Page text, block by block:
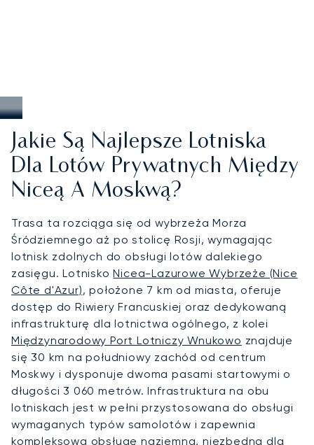
Jakie Są Najlepsze Lotniska
Dla Lotów Prywatnych Między
Niceą A Moskwą?
Trasa ta rozciąga się od wybrzeża Morza
Śródziemnego aż po stolicę Rosji, wymagając
lotnisk zdolnych do obsługi lotów dalekiego
zasięgu. LotniskoNicea-Lazurowe Wybrzeże (Nice
Côte d'Azur), położone 7 km od miasta, oferuje
dostęp do Riwiery Francuskiej oraz dedykowaną
infrastrukturę dla lotnictwa ogólnego, z kolei
Międzynarodowy Port Lotniczy Wnukowo znajduje
się 30 km na południowy zachód od centrum
Moskwy i dysponuje dwoma pasami startowymi o
długości 3 060 metrów. Infrastruktura na obu
lotniskach jest w pełni przystosowana do obsługi
wymaganych typów samolotów i zapewnia
kompleksową obsługę naziemną, niezbędną dla